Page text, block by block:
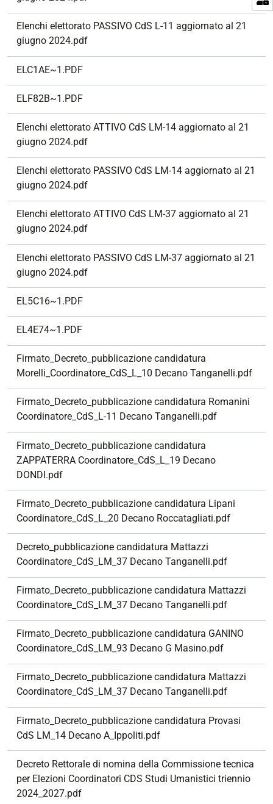
Elenchi elettorato PASSIVO CdS L-11 aggiornato al 21
giugno 2024.pdf
ELC1AE~1.PDF
ELF82B~1.PDF
Elenchi elettorato ATTIVO CdS LM-14 aggiornato al 21
giugno 2024.pdf
Elenchi elettorato PASSIVO CdS LM-14 aggiornato al 21
giugno 2024.pdf
Elenchi elettorato ATTIVO CdS LM-37 aggiornato al 21
giugno 2024.pdf
Elenchi elettorato PASSIVO CdS LM-37 aggiornato al 21
giugno 2024.pdf
EL5C16~1.PDF
EL4E74~1.PDF
Firmato_Decreto_pubblicazione candidatura
Morelli_Coordinatore_CdS_L_10 Decano Tanganelli.pdf
Firmato_Decreto_pubblicazione candidatura Romanini
Coordinatore_CdS_L-11 Decano Tanganelli.pdf
Firmato_Decreto_pubblicazione candidatura
ZAPPATERRA Coordinatore_CdS_L_19 Decano
DONDI.pdf
Firmato_Decreto_pubblicazione candidatura Lipani
Coordinatore_CdS_L_20 Decano Roccatagliati.pdf
Decreto_pubblicazione candidatura Mattazzi
Coordinatore_CdS_LM_37 Decano Tanganelli.pdf
Firmato_Decreto_pubblicazione candidatura Mattazzi
Coordinatore_CdS_LM_37 Decano Tanganelli.pdf
Firmato_Decreto_pubblicazione candidatura GANINO
Coordinatore_CdS_LM_93 Decano G Masino.pdf
Firmato_Decreto_pubblicazione candidatura Mattazzi
Coordinatore_CdS_LM_37 Decano Tanganelli.pdf
Firmato_Decreto_pubblicazione candidatura Provasi
CdS LM_14 Decano A_Ippoliti.pdf
Decreto Rettorale di nomina della Commissione tecnica
per Elezioni Coordinatori CDS Studi Umanistici triennio
2024_2027.pdf